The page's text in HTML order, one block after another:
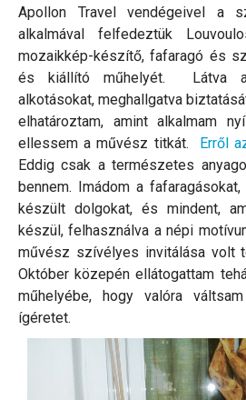
Apollon Travel vendégeivel a
alkalmával felfedeztük
mozaikkép-készítő, fafaragó és
és kiállító műhelyét. Látva
alkotásokat, meghallgatva
elhatároztam, amint alkalmam
ellessem a művész titkát. Erről
Eddig csak a természetes
bennem. Imádom a
készült dolgokat, és mindent,
készül, felhasználva a népi
művész szívélyes invitálása volt
Október közepén ellátogattam
műhelyébe, hogy valóra
ígéretet.